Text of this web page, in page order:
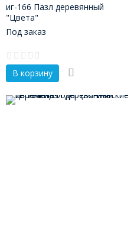
иг-166 Пазл деревянный
"Цвета"
Под заказ
В корзину